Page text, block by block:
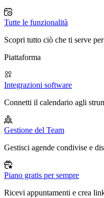
Tutte le funzionalità
Scopri tutto ciò che ti serve
Piattaforma
Integrazioni software
Connetti il calendario agli
Gestione del Team
Gestisci agende condivise e
Piano gratis per sempre
Ricevi appuntamenti e crea